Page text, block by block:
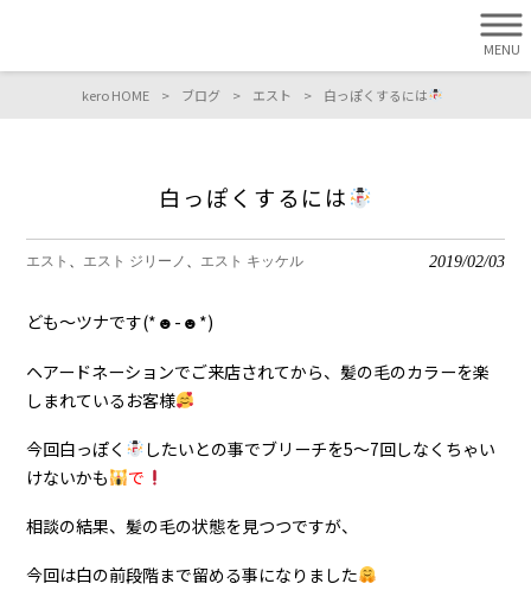
MENU
kero HOME > ブログ > エスト > 白っぽくするには
白っぽくするには
エスト エスト ジリーノ エスト キッケル 2019/02/03
ども〜ツナです(*☻-☻*)
ヘアードネーションでご来店されてから、髪の毛のカラーを楽
しまれているお客様
今回白っぽく
したいとの事でブリーチを5〜7回しなくちゃい
けないかも
で
相談の結果、髪の毛の状態を見つつですが、
今回は白の前段階まで留める事になりました